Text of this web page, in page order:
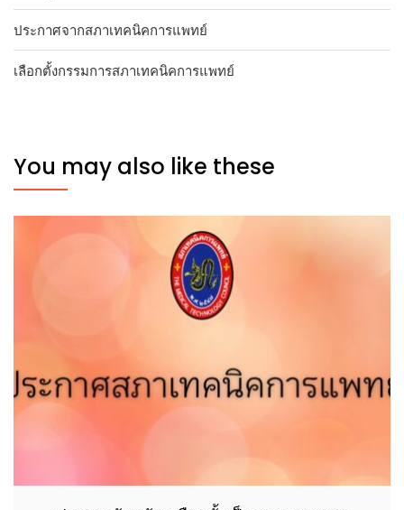
ประกาศจากสภาเทคนิคการแพทย์
เลือกตั้งกรรมการสภาเทคนิคการแพทย์
You may also like these